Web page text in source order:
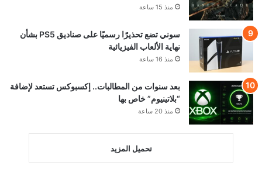
منذ 15 ساعة
سوني تضع تحذيرًا رسميًا على صناديق PS5 بشأن
نهاية الألعاب الفيزيائية
منذ 16 ساعة
بعد سنوات من المطالبات.. إكسبوكس تستعد لإضافة
“بلاتينيوم” خاص بها
منذ 20 ساعة
تحميل المزيد